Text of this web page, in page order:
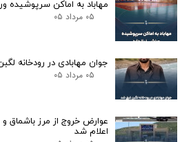
مهاباد به اماکن سرپوشیده
۰۵ مرداد ۰۵
جوان مهابادی در رودخانه
۰۵ مرداد ۰۵
عوارض خروج از مرز باشماق و
اعلام شد